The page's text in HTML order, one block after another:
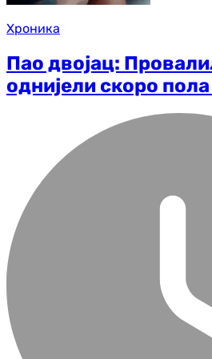
Хроника
Пао двојац:
однијели скоро